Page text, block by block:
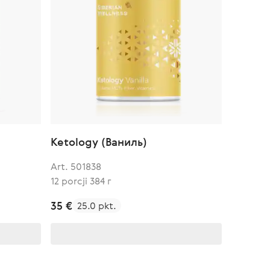
Ketology (Ваниль)
Art. 501838
12 porcji 384 г
35 € 25.0 pkt.